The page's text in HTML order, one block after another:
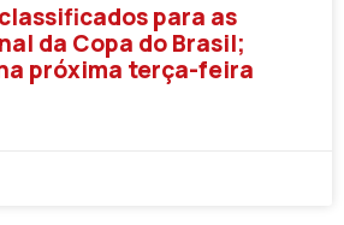
para as
da Copa do Brasil;
próxima terça-feira